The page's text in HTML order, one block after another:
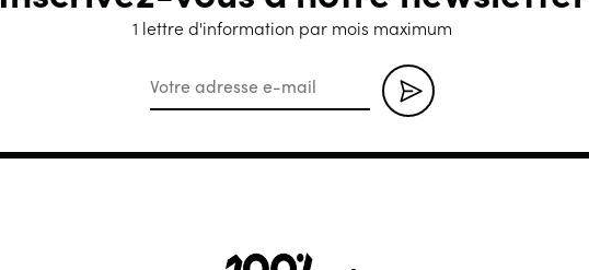
1 lettre d'information par mois maximum